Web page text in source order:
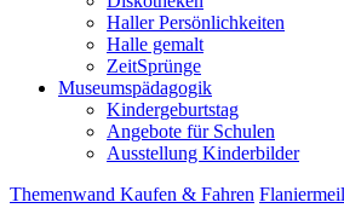
Haller Persönlichkeiten
Halle gemalt
ZeitSprünge
Museumspädagogik
Kindergeburtstag
Angebote für Schulen
Ausstellung Kinderbilder
Themenwand Kaufen & Fahren